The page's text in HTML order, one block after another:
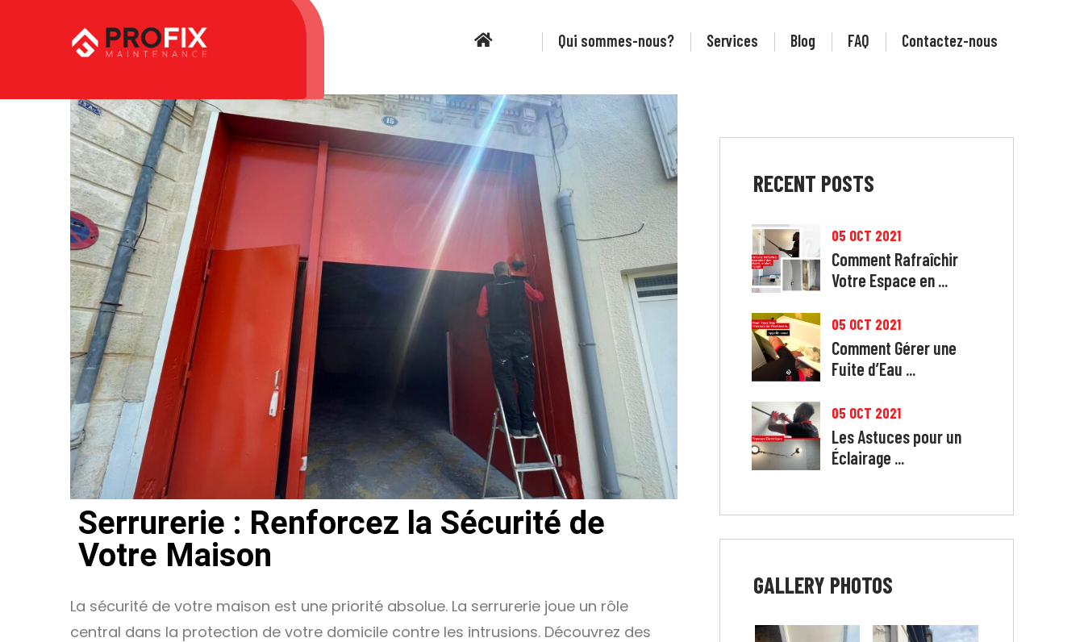
Page d’accueil Qui sommes-nous? Services Blog FAQ Contactez-nous
Serrurerie : Renforcez la Sécurité de
Votre Maison
La sécurité de votre maison est une priorité absolue. La serrurerie joue un rôle
central dans la protection de votre domicile contre les intrusions. Découvrez des
RECENT POSTS
05 OCT 2021
Comment Rafraîchir
Votre Espace en ...
05 OCT 2021
Comment Gérer une
Fuite d’Eau ...
05 OCT 2021
Les Astuces pour un
Éclairage ...
GALLERY PHOTOS